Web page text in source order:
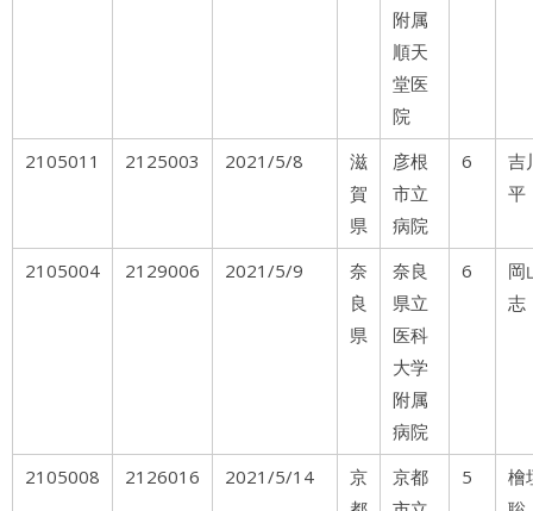
附属
順天
堂医
院
2105011 2125003 2021/5/8
滋
賀
県
彦根
市立
病院
6
吉
平
2105004 2129006 2021/5/9
奈
良
県
奈良
県立
医科
大学
附属
病院
6
岡
志
2105008 2126016 2021/5/14
京
京都
5